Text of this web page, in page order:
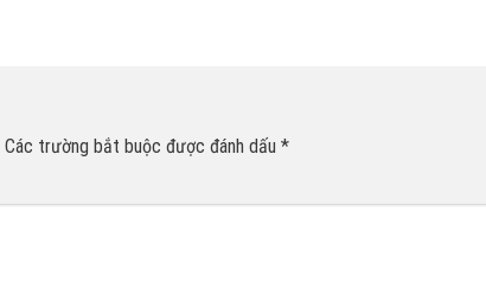
Các trường bắt buộc được đánh dấu *